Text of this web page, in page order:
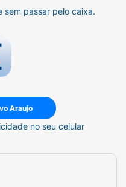
sem passar pelo caixa.
Araujo
no seu celular